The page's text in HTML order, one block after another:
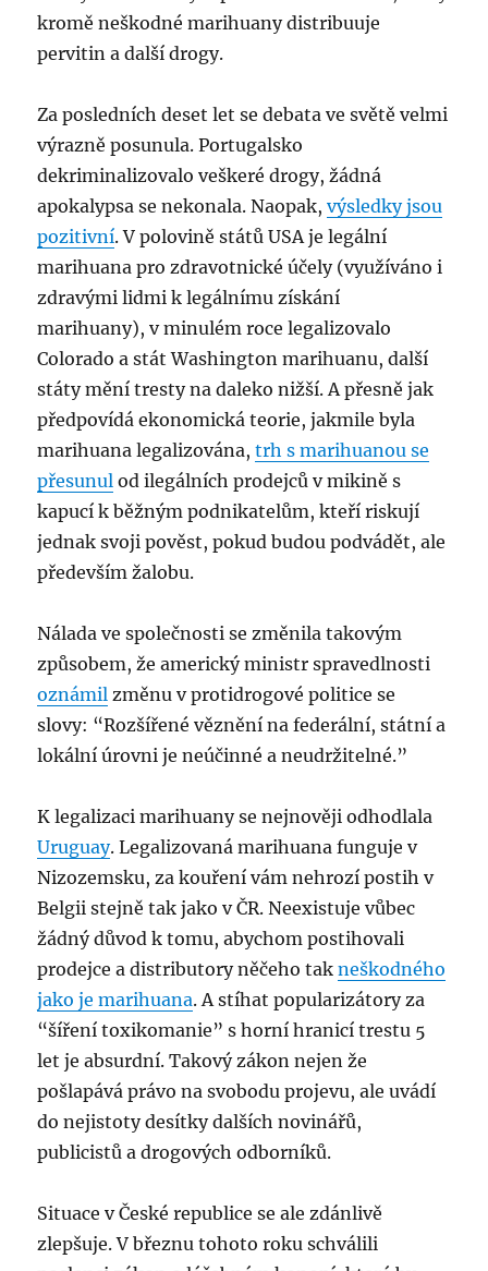
kromě neškodné marihuany distribuuje
pervitin a další drogy.
Za posledních deset let se debata ve světě velmi
výrazně posunula. Portugalsko
dekriminalizovalo veškeré drogy, žádná
apokalypsa se nekonala. Naopak,výsledky jsou
pozitivní. V polovině států USA je legální
marihuana pro zdravotnické účely (využíváno i
zdravými lidmi k legálnímu získání
marihuany), v minulém roce legalizovalo
Colorado a stát Washington marihuanu, další
státy mění tresty na daleko nižší. A přesně jak
předpovídá ekonomická teorie, jakmile byla
marihuana legalizována,trh s marihuanou se
přesunul od ilegálních prodejců v mikině s
kapucí k běžným podnikatelům, kteří riskují
jednak svoji pověst, pokud budou podvádět, ale
především žalobu.
Nálada ve společnosti se změnila takovým
způsobem, že americký ministr spravedlnosti
oznámil změnu v protidrogové politice se
slovy: “Rozšířené věznění na federální, státní a
lokální úrovni je neúčinné a neudržitelné.”
K legalizaci marihuany se nejnověji odhodlala
Uruguay. Legalizovaná marihuana funguje v
Nizozemsku, za kouření vám nehrozí postih v
Belgii stejně tak jako v ČR. Neexistuje vůbec
žádný důvod k tomu, abychom postihovali
prodejce a distributory něčeho takneškodného
jako je marihuana. A stíhat popularizátory za
“šíření toxikomanie” s horní hranicí trestu 5
let je absurdní. Takový zákon nejen že
pošlapává právo na svobodu projevu, ale uvádí
do nejistoty desítky dalších novinářů,
publicistů a drogových odborníků.
Situace v České republice se ale zdánlivě
zlepšuje. V březnu tohoto roku schválili